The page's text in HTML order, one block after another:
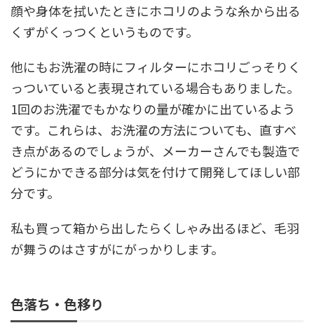
顔や身体を拭いたときにホコリのような糸から出る
くずがくっつくというものです。
他にもお洗濯の時にフィルターにホコリごっそりく
っついていると表現されている場合もありました。
1回のお洗濯でもかなりの量が確かに出ているよう
です。これらは、お洗濯の方法についても、直すべ
き点があるのでしょうが、メーカーさんでも製造で
どうにかできる部分は気を付けて開発してほしい部
分です。
私も買って箱から出したらくしゃみ出るほど、毛羽
が舞うのはさすがにがっかりします。
色落ち・色移り